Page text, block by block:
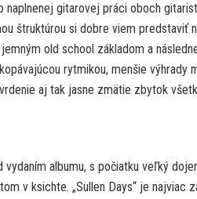
naplnenej gitarovej práci oboch
štruktúrou si dobre viem predstaviť
old school základom a
rytmikou, menšie výhrady
aj tak jasne zmätie zbytok
albumu, s počiatku veľký
v ksichte. „Sullen Days“ je najviac